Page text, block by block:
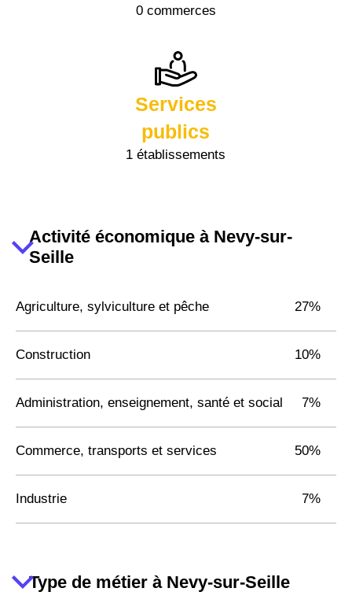
0 commerces
Services
publics
1 établissements
Activité économique à Nevy-sur-
Seille
Agriculture, sylviculture et pêche 27%
Construction 10%
Administration, enseignement, santé et social 7%
Commerce, transports et services 50%
Industrie 7%
Type de métier à Nevy-sur-Seille